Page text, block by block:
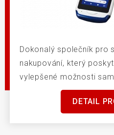
Dokonalý společník pro
nakupování, který
vylepšené možnosti
DETAIL